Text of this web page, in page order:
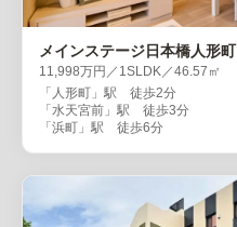
メインステージ日本橋人形町
11,998万円／1SLDK／46.57㎡
「人形町」駅 徒歩2分
「水天宮前」駅 徒歩3分
「浜町」駅 徒歩6分